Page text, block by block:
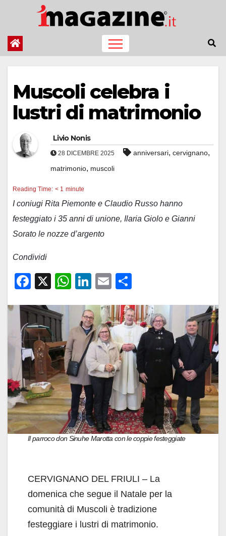
contenuto
Muscoli celebra i
lustri di matrimonio
Livio Nonis
28 DICEMBRE 2025 anniversari, cervignano,
matrimonio, muscoli
Reading Time: < 1 minute
I coniugi Rita Piemonte e Claudio Russo hanno
festeggiato i 35 anni di unione, Ilaria Giolo e Gianni
Sorato le nozze d’argento
Condividi
F
c
e
b
o
o
k
X
W
at
s
A
p
p
Li
k
e
dI
n
E
ail n
di
vi
di
Il parroco don Sinuhe Marotta con le coppie festeggiate
CERVIGNANO DEL FRIULI – La
domenica che segue il Natale per la
comunità di Muscoli è tradizione
festeggiare i lustri di matrimonio.